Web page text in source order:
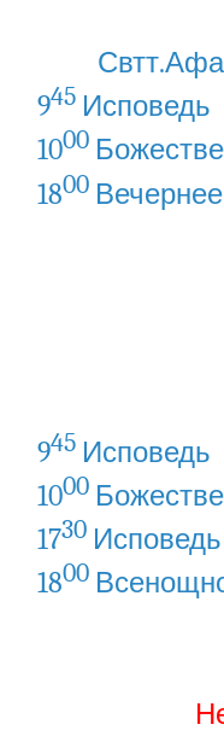
945 Исповедь
1000
1800
945 Исповедь
1000
1730 Исповедь
1800